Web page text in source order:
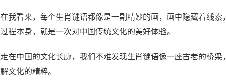
在我看来，每个生肖谜语都像是一副精妙的画，画中隐藏着线
过程本身，就是一次对中国传统文化的美好体验。
走在中国的文化长廊，我们不难发现生肖谜语像一座古老的桥
解文化的精粹。